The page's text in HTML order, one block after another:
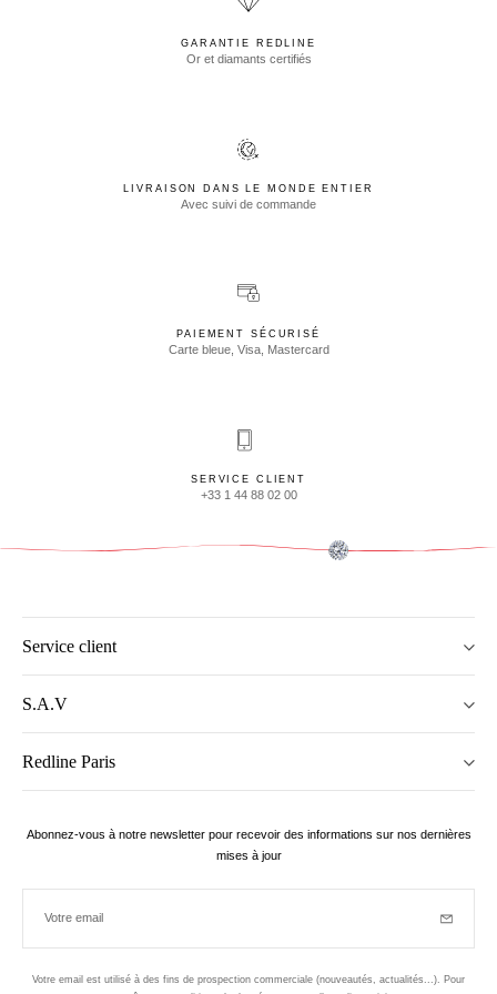
GARANTIE REDLINE
Or et diamants certifiés
LIVRAISON DANS LE MONDE ENTIER
Avec suivi de commande
PAIEMENT SÉCURISÉ
Carte bleue, Visa, Mastercard
SERVICE CLIENT
+33 1 44 88 02 00
Service client
S.A.V
Redline Paris
Abonnez-vous à notre newsletter pour recevoir des informations sur nos dernières
mises à jour
Votre email
Votre email est utilisé à des fins de prospection commerciale (nouveautés, actualités...). Pour